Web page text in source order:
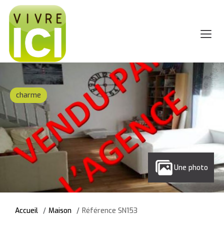
charme
Une photo
Accueil Maison Référence SN153